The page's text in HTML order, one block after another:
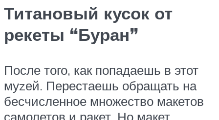
Титановый кусок от
рекеты “Буран”
После того, как попадаешь в этот
муzей. Перестаешь обращать на
бесчисленное множество макетов
самолетов и ракет. Но макет